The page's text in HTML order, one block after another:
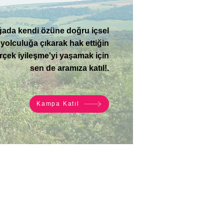
kendi özüne doğru içsel
çıkarak hak ettiğin
iyileşme'yi yaşamak için
sen de aramıza katıl!.
Kampa Katıl